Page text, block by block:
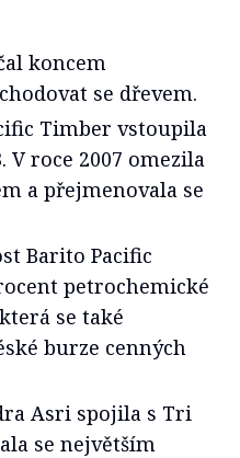
koncem
se dřevem.
Timber vstoupila
V roce 2007 omezila
a přejmenovala se
Barito Pacific
petrochemické
se také
burze cenných
Asri spojila s Tri
se největším